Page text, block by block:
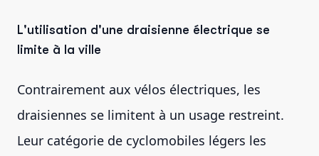
L'utilisation d'une draisienne électrique se
limite à la ville
Contrairement aux vélos électriques, les
draisiennes se limitent à un usage restreint.
Leur catégorie de cyclomobiles légers les